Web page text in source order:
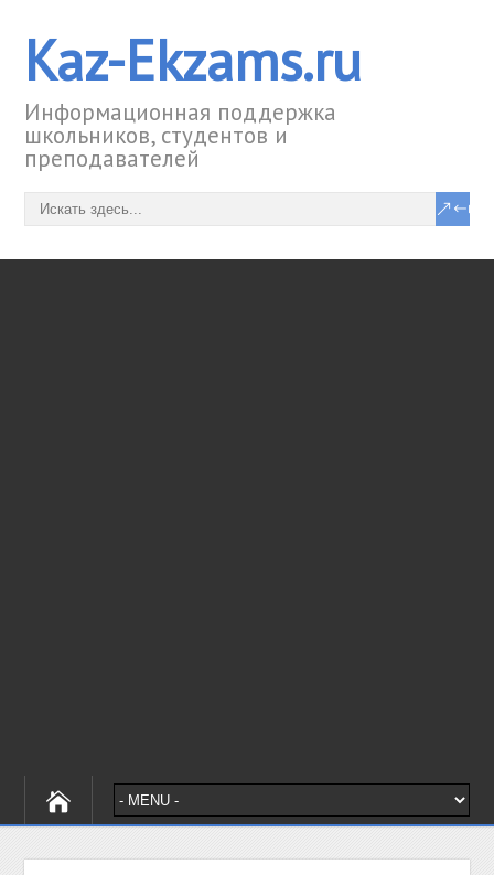
Kaz-Ekzams.ru
Информационная поддержка
школьников, студентов и
преподавателей